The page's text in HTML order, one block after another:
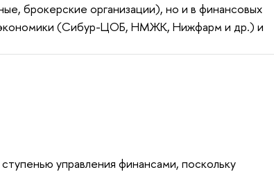
брокерские организации), но и в финансовых
экономики (Сибур-ЦОБ, НМЖК, Нижфарм и др.) и
управления финансами, поскольку